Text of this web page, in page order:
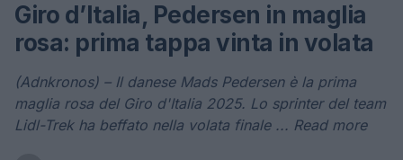
Giro d’Italia, Pedersen in maglia
rosa: prima tappa vinta in volata
(Adnkronos) – Il danese Mads Pedersen è la prima
maglia rosa del Giro d'Italia 2025. Lo sprinter del team
Lidl-Trek ha beffato nella volata finale ... Read more